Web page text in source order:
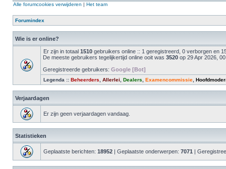
Alle forumcookies verwijderen | Het team
Forumindex
Wie is er online?
Er zijn in totaal 1510 gebruikers online :: 1 geregistreerd, 0 verborgen en
De meeste gebruikers tegelijkertijd online ooit was 3520 op 29 Apr 2026,
Geregistreerde gebruikers: Google [Bot]
Legenda :: Beheerders Allerlei Dealers Examencommissie
Verjaardagen
Er zijn geen verjaardagen vandaag.
Statistieken
Geplaatste berichten: 18952 | Geplaatste onderwerpen: 7071 |